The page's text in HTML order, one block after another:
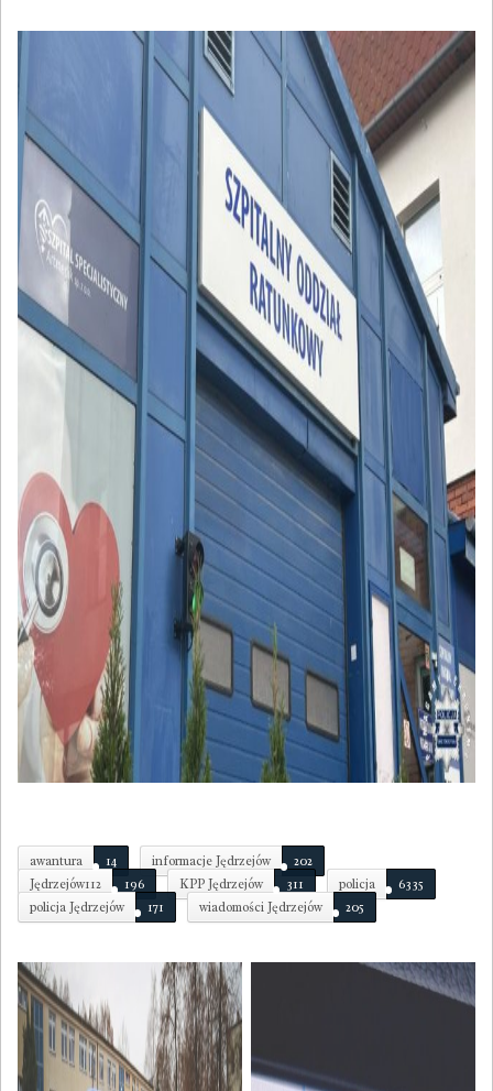
awantura 14 informacje Jędrzejów
202
Jędrzejów112
196 KPP Jędrzejów 311 policja
6335
policja Jędrzejów
171 wiadomości Jędrzejów 205